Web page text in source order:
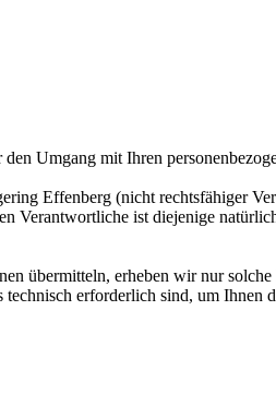
Umgang mit Ihren
Effenberg (nicht rechtsfähiger
Verantwortliche ist diejenige
übermitteln, erheben wir nur
erforderlich sind, um Ihnen